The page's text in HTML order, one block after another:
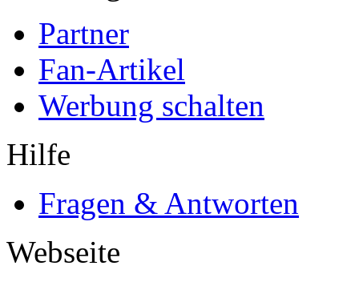
Partner
Fan-Artikel
Werbung schalten
Hilfe
Fragen & Antworten
Webseite